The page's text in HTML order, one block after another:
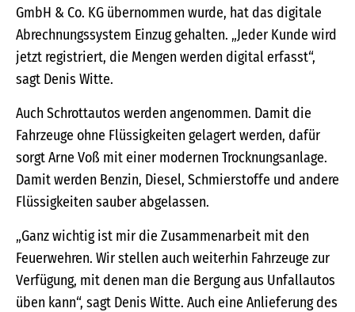
GmbH & Co. KG übernommen wurde, hat das digitale
Abrechnungssystem Einzug gehalten. „Jeder Kunde wird
jetzt registriert, die Mengen werden digital erfasst“,
sagt Denis Witte.
Auch Schrottautos werden angenommen. Damit die
Fahrzeuge ohne Flüssigkeiten gelagert werden, dafür
sorgt Arne Voß mit einer modernen Trocknungsanlage.
Damit werden Benzin, Diesel, Schmierstoffe und andere
Flüssigkeiten sauber abgelassen.
„Ganz wichtig ist mir die Zusammenarbeit mit den
Feuerwehren. Wir stellen auch weiterhin Fahrzeuge zur
Verfügung, mit denen man die Bergung aus Unfallautos
üben kann“, sagt Denis Witte. Auch eine Anlieferung des